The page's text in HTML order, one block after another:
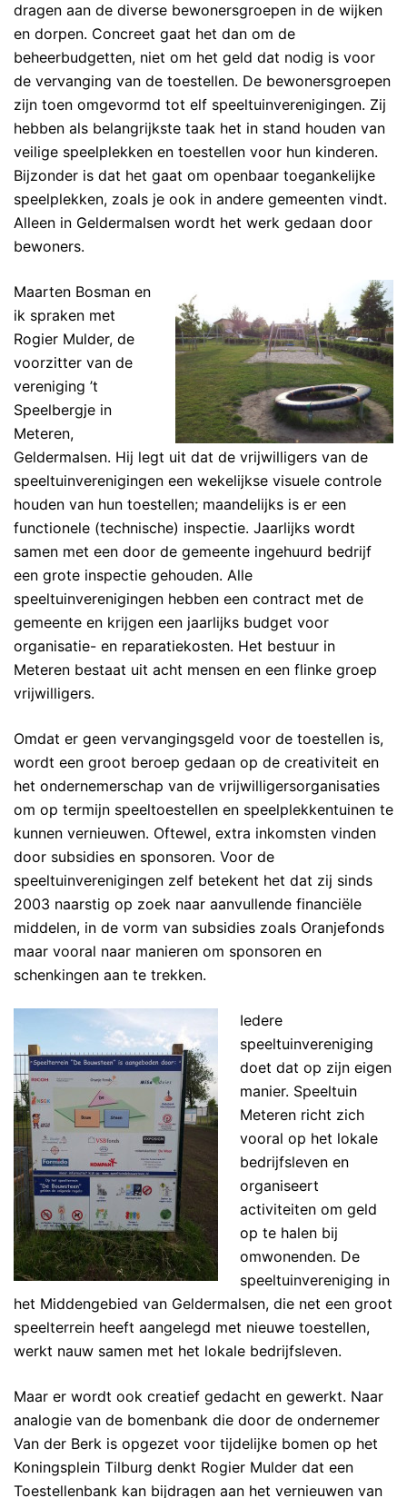
dragen aan de diverse bewonersgroepen in de wijken
en dorpen. Concreet gaat het dan om de
beheerbudgetten, niet om het geld dat nodig is voor
de vervanging van de toestellen. De bewonersgroepen
zijn toen omgevormd tot elf speeltuinverenigingen. Zij
hebben als belangrijkste taak het in stand houden van
veilige speelplekken en toestellen voor hun kinderen.
Bijzonder is dat het gaat om openbaar toegankelijke
speelplekken, zoals je ook in andere gemeenten vindt.
Alleen in Geldermalsen wordt het werk gedaan door
bewoners.
Maarten Bosman en
ik spraken met
Rogier Mulder, de
voorzitter van de
vereniging ’t
Speelbergje in
Meteren,
Geldermalsen. Hij legt uit dat de vrijwilligers van de
speeltuinverenigingen een wekelijkse visuele controle
houden van hun toestellen; maandelijks is er een
functionele (technische) inspectie. Jaarlijks wordt
samen met een door de gemeente ingehuurd bedrijf
een grote inspectie gehouden. Alle
speeltuinverenigingen hebben een contract met de
gemeente en krijgen een jaarlijks budget voor
organisatie- en reparatiekosten. Het bestuur in
Meteren bestaat uit acht mensen en een flinke groep
vrijwilligers.
Omdat er geen vervangingsgeld voor de toestellen is,
wordt een groot beroep gedaan op de creativiteit en
het ondernemerschap van de vrijwilligersorganisaties
om op termijn speeltoestellen en speelplekkentuinen te
kunnen vernieuwen. Oftewel, extra inkomsten vinden
door subsidies en sponsoren. Voor de
speeltuinverenigingen zelf betekent het dat zij sinds
2003 naarstig op zoek naar aanvullende financiële
middelen, in de vorm van subsidies zoals Oranjefonds
maar vooral naar manieren om sponsoren en
schenkingen aan te trekken.
Iedere
speeltuinvereniging
doet dat op zijn eigen
manier. Speeltuin
Meteren richt zich
vooral op het lokale
bedrijfsleven en
organiseert
activiteiten om geld
op te halen bij
omwonenden. De
speeltuinvereniging in
het Middengebied van Geldermalsen, die net een groot
speelterrein heeft aangelegd met nieuwe toestellen,
werkt nauw samen met het lokale bedrijfsleven.
Maar er wordt ook creatief gedacht en gewerkt. Naar
analogie van de bomenbank die door de ondernemer
Van der Berk is opgezet voor tijdelijke bomen op het
Koningsplein Tilburg denkt Rogier Mulder dat een
Toestellenbank kan bijdragen aan het vernieuwen van